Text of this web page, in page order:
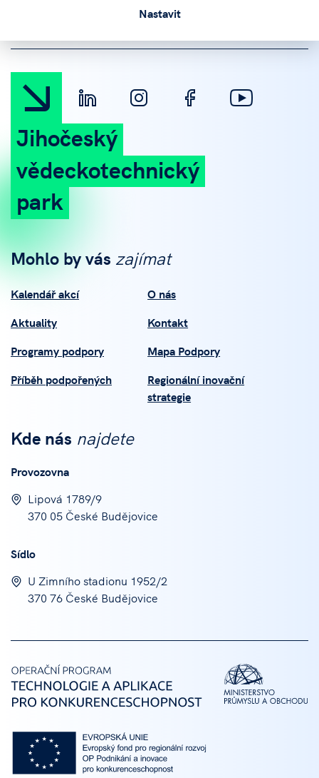
Nastavit
Jihočeský
vědeckotechnický
park
Mohlo by vás zajímat
Kalendář akcí
Aktuality
Programy podpory
Příběh podpořených
O nás
Kontakt
Mapa Podpory
Regionální inovační
strategie
Kde nás najdete
Provozovna
Lipová 1789/9
370 05 České Budějovice
Sídlo
U Zimního stadionu 1952/2
370 76 České Budějovice